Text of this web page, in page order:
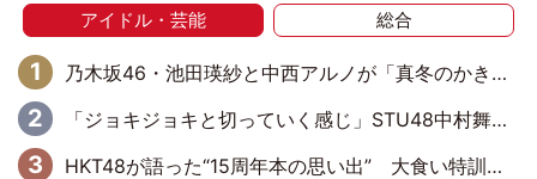
アイドル・芸能 総合
乃木坂46・池田瑛紗と中西アルノが「真冬のかき氷」騒動で火花散らす！ 因縁の裏にあるのは、逆境をともに“凌”ぐ似た者同士の絆
「ジョキジョキと切っていく感じ」STU48中村舞、新しい挑戦は自らの手で
HKT48が語った“15周年本の思い出” 大食い特訓・守護霊企画・制服グラビア…盛りだくさんの裏話